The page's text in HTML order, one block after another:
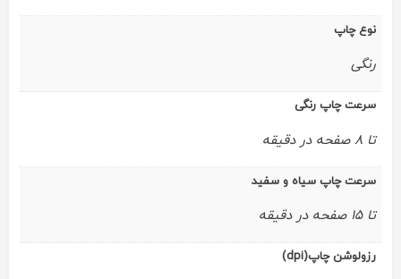
نوع چاپ
رنگی
سرعت چاپ رنگی
تا 8 صفحه در دقیقه
سرعت چاپ سیاه و سفید
تا 15 صفحه در دقیقه
رزولوشن چاپ(dpi)